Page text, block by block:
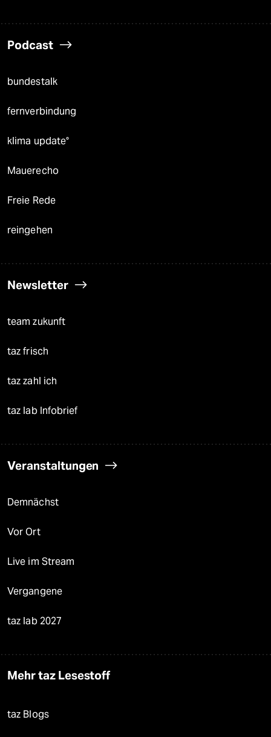
Podcast
bundestalk
fernverbindung
klima update°
Mauerecho
Freie Rede
reingehen
Newsletter
team zukunft
taz frisch
taz zahl ich
taz lab Infobrief
Veranstaltungen
Demnächst
Vor Ort
Live im Stream
Vergangene
taz lab 2027
Mehr taz Lesestoff
taz Blogs